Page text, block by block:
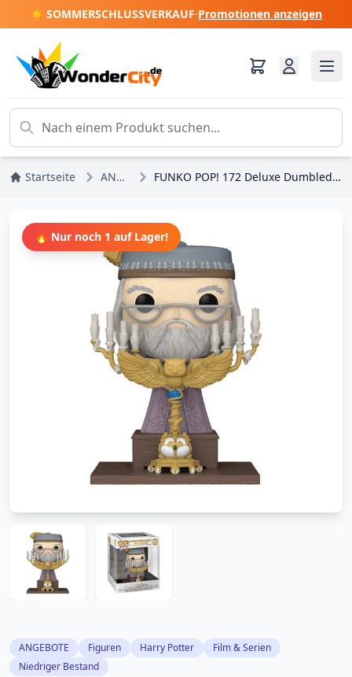
☀️ SOMMERSCHLUSSVERKAUF·Promotionen anzeigen
Startseite ANGEBOTE FUNKO POP! 172 Deluxe Dumbledore-Podium - Harry Potter
🔥 Nur noch 1 auf Lager!
ANGEBOTE Figuren Harry Potter
Film & Serien
Niedriger Bestand